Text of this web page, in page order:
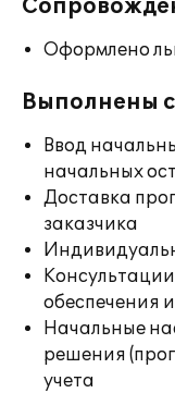
Оформлено
Выполнены
Ввод
начальных
Доставка
заказчика
обеспечения
Начальные
решения
учета